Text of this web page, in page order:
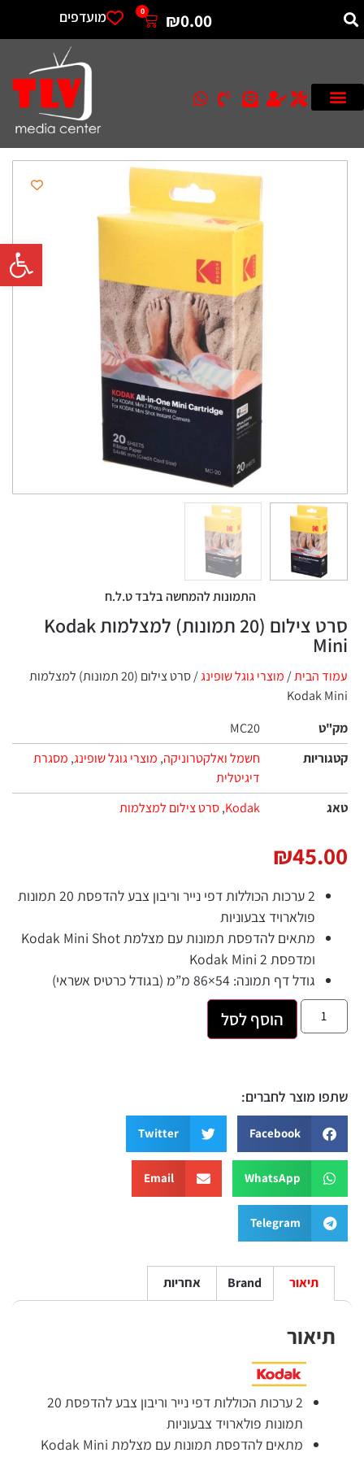
פתח
₪0.00
0 מועדפים
התמונות להמחשה בלבד ט.ל.ח
סרט צילום (20 תמונות) למצלמות Kodak
Mini
עמוד הבית/ מוצרי גוגל שופינג
/ סרט צילום (20 תמונות) למצלמות
Kodak Mini
מק"ט
MC20
קטגוריות
חשמל ואלקטרוניקה, מוצרי גוגל שופינג, מסגרת
דיגיטלית
טאג
Kodak
,סרט צילום למצלמות
₪45.00
2 ערכות הכוללות דפי נייר וריבון צבע להדפסת 20 תמונות
פולארויד צבעוניות
מתאים להדפסת תמונות עם מצלמת Kodak Mini Shot
ומדפסת Kodak Mini 2
גודל דף תמונה: 54×86 מ”מ (בגודל כרטיס אשראי)
הוסף לסל
שתפו מוצר לחברים:
Facebook
Twitter
WhatsApp
Email
Telegram
תיאור Brand אחריות
תיאור
2 ערכות הכוללות דפי נייר וריבון צבע להדפסת 20
תמונות פולארויד צבעוניות
מתאים להדפסת תמונות עם מצלמת Kodak Mini